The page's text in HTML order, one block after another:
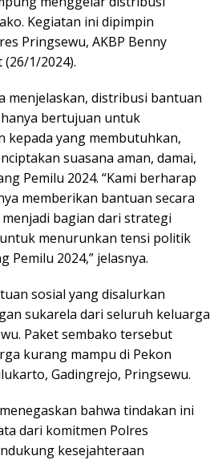
Kegiatan ini dipimpin
Pringsewu, AKBP Benny
(26/1/2024).
menjelaskan, distribusi bantuan
bertujuan untuk
kepada yang membutuhkan,
suasana aman, damai,
Pemilu 2024. “Kami berharap
memberikan bantuan secara
bagian dari strategi
menurunkan tensi politik
Pemilu 2024,” jelasnya.
sosial yang disalurkan
sukarela dari seluruh keluarga
Paket sembako tersebut
kurang mampu di Pekon
Gadingrejo, Pringsewu.
bahwa tindakan ini
dari komitmen Polres
kesejahteraan